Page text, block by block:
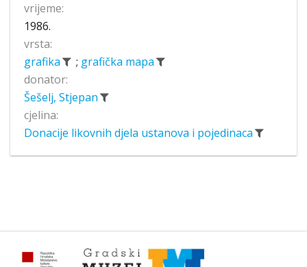
vrijeme:
1986.
vrsta:
grafika
; grafička mapa
donator:
Šešelj, Stjepan
cjelina:
Donacije likovnih djela ustanova i pojedinaca